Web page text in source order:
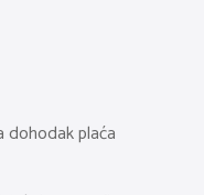
plaća